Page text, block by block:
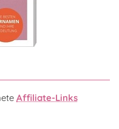
Affiliate-Links